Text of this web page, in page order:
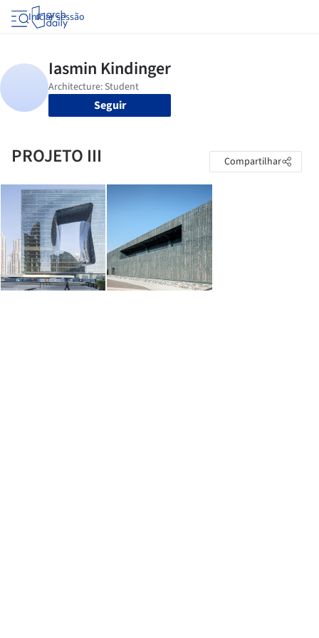
Iniciar sessão
Seguir
PROJETO III Compartilhar